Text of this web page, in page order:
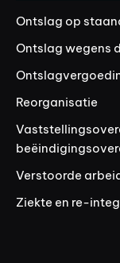
Ontslag op
Ontslag wegens
Reorganisatie
Verstoorde
Ziekte en re-